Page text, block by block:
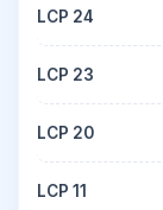
LCP 24
LCP 23
LCP 20
LCP 11